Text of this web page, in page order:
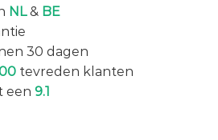
NL& BE
30 dagen
tevreden klanten
een 9.1